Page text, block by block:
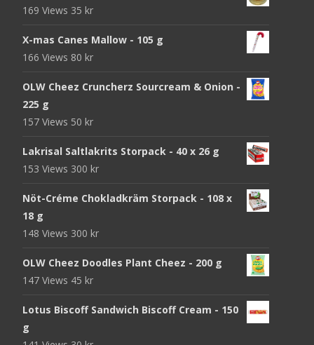
169 Views 35 kr
X-mas Canes Mallow - 105 g
166 Views 80 kr
OLW Cheez Cruncherz Sourcream & Onion -
225 g
157 Views 50 kr
Lakrisal Saltlakrits Storpack - 40 x 26 g
153 Views 300 kr
Nöt-Créme Chokladkräm Storpack - 108 x
18 g
148 Views 300 kr
OLW Cheez Doodles Plant Cheez - 200 g
147 Views 45 kr
Lotus Biscoff Sandwich Biscoff Cream - 150
g